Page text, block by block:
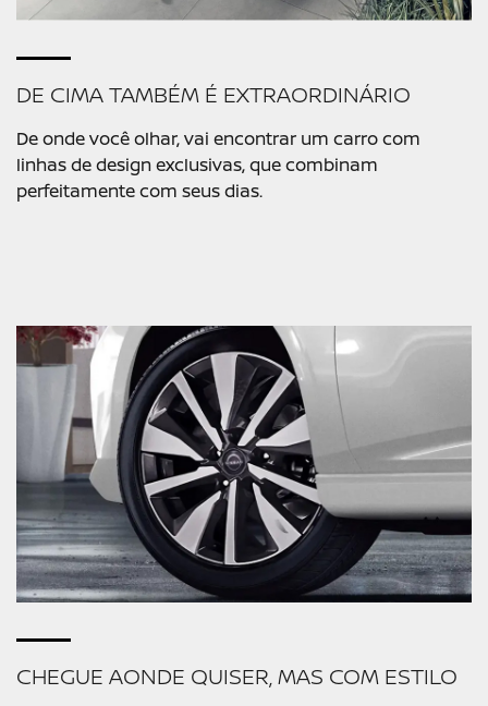
DE CIMA TAMBÉM É EXTRAORDINÁRIO
De onde você olhar, vai encontrar um carro com
linhas de design exclusivas, que combinam
perfeitamente com seus dias. ​
CHEGUE AONDE QUISER, MAS COM ESTILO